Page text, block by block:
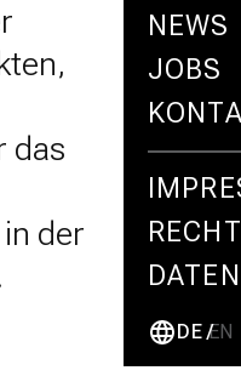
NEWS
JOBS
DE EN
das
der